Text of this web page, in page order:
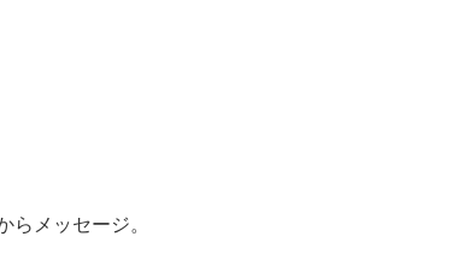
らメッセージ。